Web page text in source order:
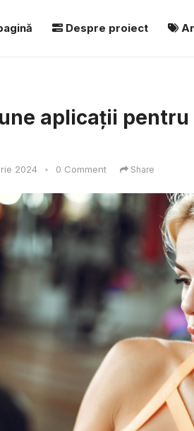
Despre proiect
aplicații
2024 • 0 Comment Share